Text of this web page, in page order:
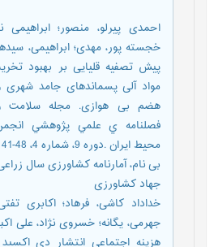
احمدی پیرلو، منصور؛
پیش تصفیه قلیایی بر بهبود
مواد آلی پسماندهای جامد شهری و
هضم بی هوازی. مجله سلامت
فصلنامه ي علمي پژوهشي
محيط ايران .دوره 9، شماره 4، 48-41
جهاد کشاورزی
خداداد کاشی، فرهاد؛ اکابری
هزینه اجتماعی انتشار دی